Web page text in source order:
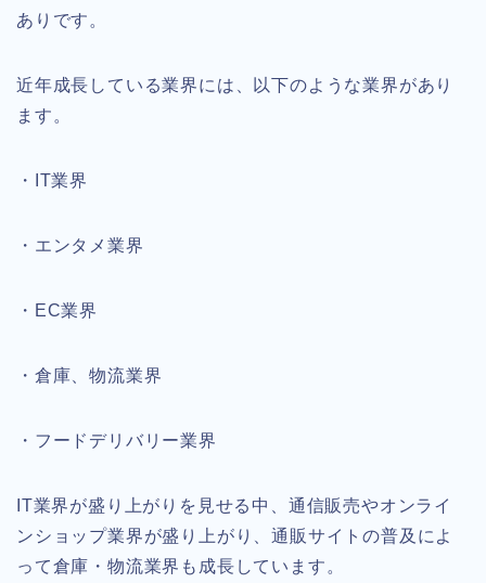
ありです。
近年成長している業界には、以下のような業界があり
ます。
・IT業界
・エンタメ業界
・EC業界
・倉庫、物流業界
・フードデリバリー業界
IT業界が盛り上がりを見せる中、通信販売やオンライ
ンショップ業界が盛り上がり、通販サイトの普及によ
って倉庫・物流業界も成長しています。